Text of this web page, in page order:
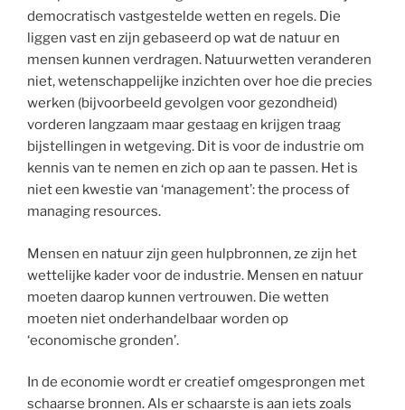
democratisch vastgestelde wetten en regels. Die
liggen vast en zijn gebaseerd op wat de natuur en
mensen kunnen verdragen. Natuurwetten veranderen
niet, wetenschappelijke inzichten over hoe die precies
werken (bijvoorbeeld gevolgen voor gezondheid)
vorderen langzaam maar gestaag en krijgen traag
bijstellingen in wetgeving. Dit is voor de industrie om
kennis van te nemen en zich op aan te passen. Het is
niet een kwestie van ‘management’: the process of
managing resources.
Mensen en natuur zijn geen hulpbronnen, ze zijn het
wettelijke kader voor de industrie. Mensen en natuur
moeten daarop kunnen vertrouwen. Die wetten
moeten niet onderhandelbaar worden op
‘economische gronden’.
In de economie wordt er creatief omgesprongen met
schaarse bronnen. Als er schaarste is aan iets zoals